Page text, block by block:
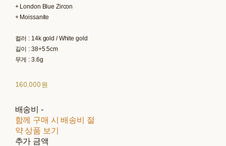
+ London Blue Zircon
+ Moissanite
컬러 : 14k gold / White gold
길이 : 38+5.5cm
무게 : 3.6g
160,000원
배송비 -
함께 구매 시 배송비 절
약 상품 보기
추가 금액